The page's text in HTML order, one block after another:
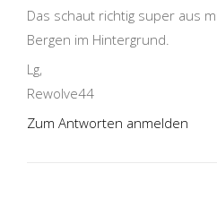
Das schaut richtig super aus
Bergen im Hintergrund.
Lg,
Rewolve44
Zum Antworten anmelden